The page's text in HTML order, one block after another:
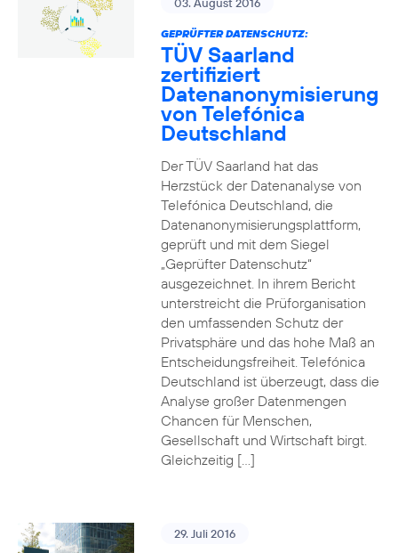
GEPRÜFTER DATENSCHUTZ:
TÜV Saarland
zertifiziert
Datenanonymisierung
von Telefónica
Deutschland
Der TÜV Saarland hat das
Herzstück der Datenanalyse von
Telefónica Deutschland, die
Datenanonymisierungsplattform,
geprüft und mit dem Siegel
„Geprüfter Datenschutz“
ausgezeichnet. In ihrem Bericht
unterstreicht die Prüforganisation
den umfassenden Schutz der
Privatsphäre und das hohe Maß an
Entscheidungsfreiheit. Telefónica
Deutschland ist überzeugt, dass die
Analyse großer Datenmengen
Chancen für Menschen,
Gesellschaft und Wirtschaft birgt.
Gleichzeitig […]
29. Juli 2016